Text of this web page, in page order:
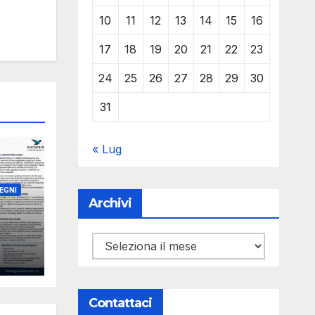
10 11 12 13 14 15 16
17 18 19 20 21 22 23
24 25 26 27 28 29 30
31
« Lug
Archivi
Archivi
Contattaci